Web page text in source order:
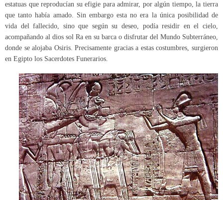
estatuas que reproducían su efigie para admirar, por algún tiempo, la tierra
que tanto había amado. Sin embargo esta no era la única posibilidad de
vida del fallecido, sino que según su deseo, podía residir en el cielo,
acompañando al dios sol Ra en su barca o disfrutar del Mundo Subterráneo,
donde se alojaba Osiris. Precisamente gracias a estas costumbres, surgieron
en Egipto los Sacerdotes Funerarios.